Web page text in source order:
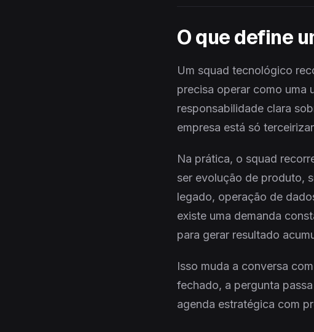
O que define
Um squad tecnológico
precisa operar como uma
responsabilidade clara
empresa está só
Na prática, o squad
ser evolução de produto,
legado, operação de
existe uma demanda
para gerar resultado
Isso muda a conversa
fechado, a pergunta
agenda estratégica com